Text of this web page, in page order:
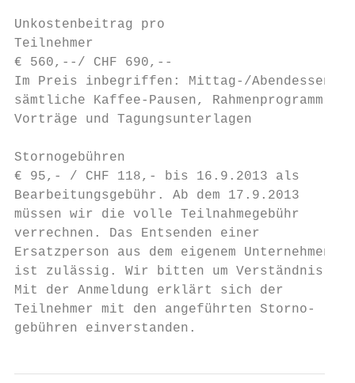
Unkostenbeitrag pro
Teilnehmer
€ 560,--/ CHF 690,--
Im Preis inbegriffen: Mittag-/Abendessen,
sämtliche Kaffee-Pausen, Rahmenprogramm
Vorträge und Tagungsunterlagen
Stornogebühren
€ 95,- / CHF 118,- bis 16.9.2013 als
Bearbeitungsgebühr. Ab dem 17.9.2013
müssen wir die volle Teilnahmegebühr
verrechnen. Das Entsenden einer
Ersatzperson aus dem eigenem Unternehmen
ist zulässig. Wir bitten um Verständnis.
Mit der Anmeldung erklärt sich der
Teilnehmer mit den angeführten Storno-
gebühren einverstanden.